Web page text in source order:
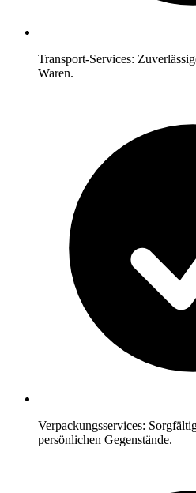
Transport-Services:
Waren.
Verpackungsservices:
persönlichen Gegenstände.